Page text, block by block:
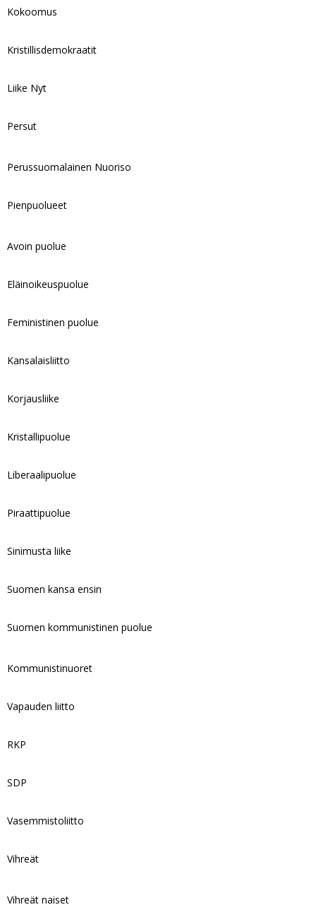
Kokoomus
Kristillisdemokraatit
Liike Nyt
Persut
Perussuomalainen Nuoriso
Pienpuolueet
Avoin puolue
Eläinoikeuspuolue
Feministinen puolue
Kansalaisliitto
Korjausliike
Kristallipuolue
Liberaalipuolue
Piraattipuolue
Sinimusta liike
Suomen kansa ensin
Suomen kommunistinen puolue
Kommunistinuoret
Vapauden liitto
RKP
SDP
Vasemmistoliitto
Vihreät
Vihreät naiset